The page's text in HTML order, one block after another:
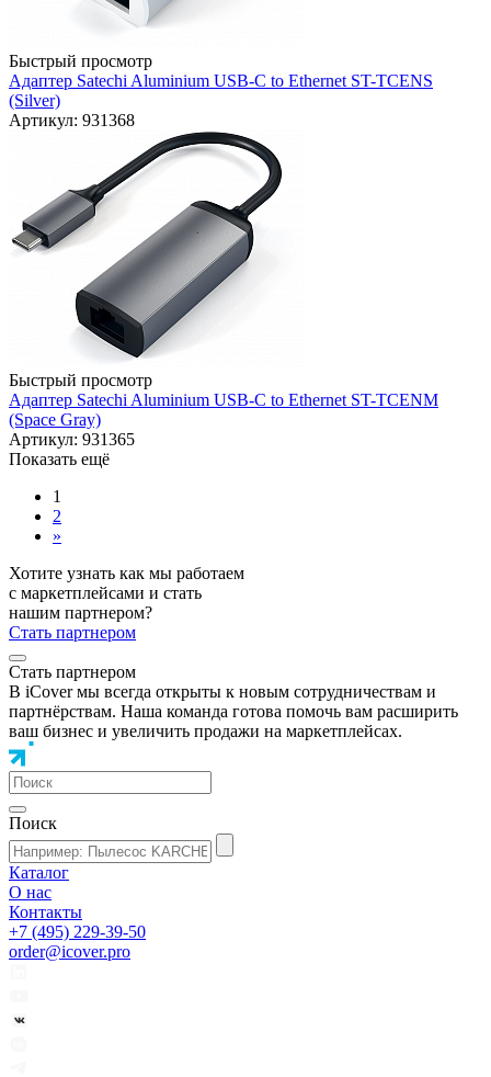
Быстрый просмотр
Адаптер Satechi Aluminium USB-C to Ethernet ST-TCENS
(Silver)
Артикул: 931368
Быстрый просмотр
Адаптер Satechi Aluminium USB-C to Ethernet ST-TCENM
(Space Gray)
Артикул: 931365
Показать ещё
1
2
»
Хотите узнать как мы работаем
с маркетплейсами и стать
нашим партнером?
Стать партнером
Стать партнером
В iCover мы всегда открыты к новым сотрудничествам и
партнёрствам. Наша команда готова помочь вам расширить
ваш бизнес и увеличить продажи на маркетплейсах.
Поиск
Каталог
О нас
Контакты
+7 (495) 229-39-50
order@icover.pro